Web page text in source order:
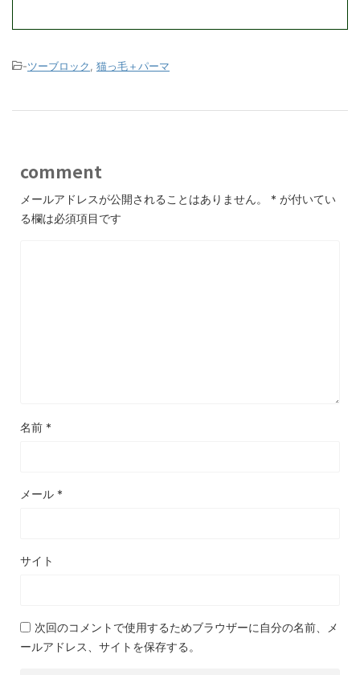
-ツーブロック 猫っ毛＋パーマ
comment
メールアドレスが公開されることはありません。 * が付いてい
る欄は必須項目です
名前 *
メール *
サイト
次回のコメントで使用するためブラウザーに自分の名前、メ
ールアドレス、サイトを保存する。